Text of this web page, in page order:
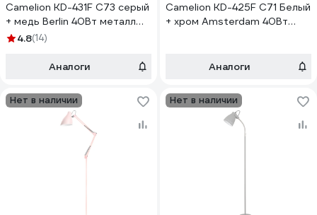
Camelion KD-431F С73 серый
+ медь Berlin 40Вт металл
13090
4.8(14)
Аналоги
Camelion KD-425F С71 Белый
+ хром Amsterdam 40Вт
Аналоги
Нет в наличии Нет в наличии